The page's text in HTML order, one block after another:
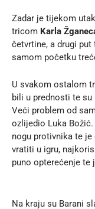
Zadar je tijekom
tricom Karla
četvrtine, a drugi
samom početku
U svakom ostalom
bili u prednosti te su
Veći problem od
ozlijedio Luka
nogu protivnika te
vratiti u igru,
puno opterećenje te
Na kraju su Barani